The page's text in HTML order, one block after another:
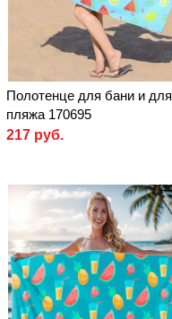
Полотенце для бани и для
пляжа 170695
217 руб.